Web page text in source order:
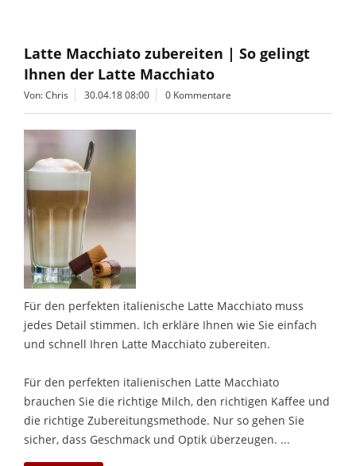
Latte Macchiato zubereiten | So gelingt
Ihnen der Latte Macchiato
Von: Chris 30.04.18 08:00 0 Kommentare
Für den perfekten italienische Latte Macchiato muss
jedes Detail stimmen. Ich erkläre Ihnen wie Sie einfach
und schnell Ihren Latte Macchiato zubereiten.
Für den perfekten italienischen Latte Macchiato
brauchen Sie die richtige Milch, den richtigen Kaffee und
die richtige Zubereitungsmethode. Nur so gehen Sie
sicher, dass Geschmack und Optik überzeugen. ...